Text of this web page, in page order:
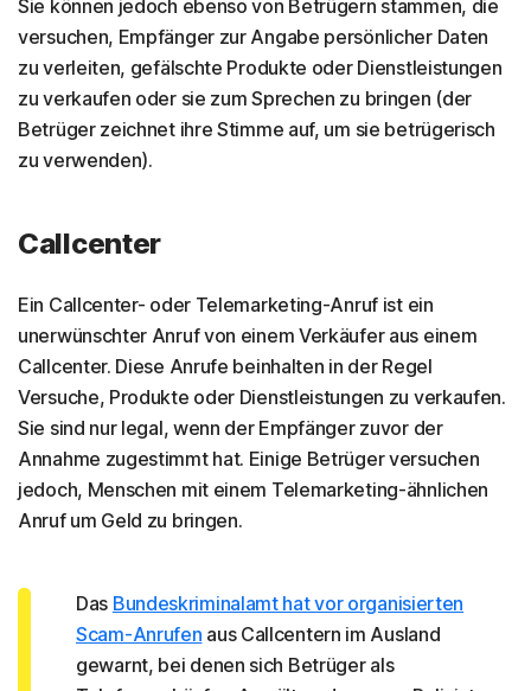
Sie können jedoch ebenso von Betrügern stammen, die
versuchen, Empfänger zur Angabe persönlicher Daten
zu verleiten, gefälschte Produkte oder Dienstleistungen
zu verkaufen oder sie zum Sprechen zu bringen (der
Betrüger zeichnet ihre Stimme auf, um sie betrügerisch
zu verwenden).
Callcenter
Ein Callcenter- oder Telemarketing-Anruf ist ein
unerwünschter Anruf von einem Verkäufer aus einem
Callcenter. Diese Anrufe beinhalten in der Regel
Versuche, Produkte oder Dienstleistungen zu verkaufen.
Sie sind nur legal, wenn der Empfänger zuvor der
Annahme zugestimmt hat. Einige Betrüger versuchen
jedoch, Menschen mit einem Telemarketing-ähnlichen
Anruf um Geld zu bringen.
Das Bundeskriminalamt hat vor organisierten
Scam-Anrufen aus Callcentern im Ausland
gewarnt, bei denen sich Betrüger als